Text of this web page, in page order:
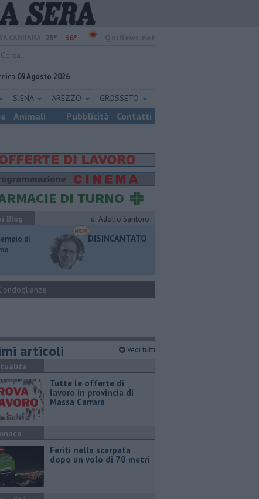
25° 36°
09 Agosto 2026
SIENA AREZZO GROSSETO
Animali Pubblicità Contatti
Blog
di Adolfo Santoro
di
DISINCANTATO
articoli Vedi tutti
​Tutte le offerte di
lavoro in provincia di
Massa Carrara
Feriti nella scarpata
dopo un volo di 70 metri